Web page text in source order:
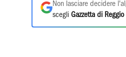
Non lasciare decidere
scegli Gazzetta di Reggio